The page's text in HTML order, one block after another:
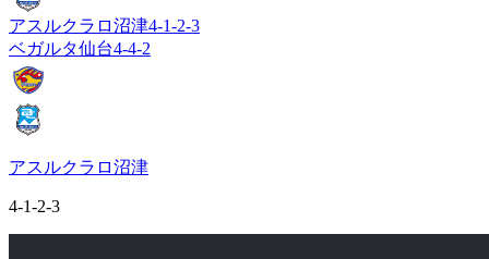
アスルクラロ沼津4-1-2-3
ベガルタ仙台4-4-2
アスルクラロ沼津
4-1-2-3